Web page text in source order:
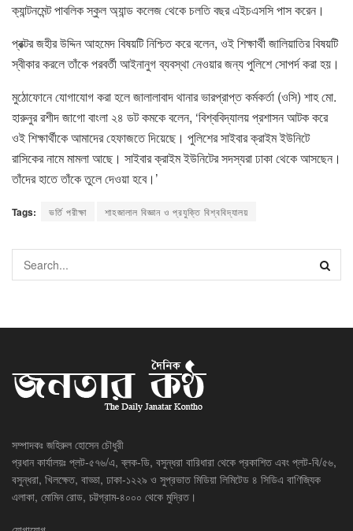
ক্যান্টনমেন্ট পাবলিক স্কুল অ্যান্ড কলেজ থেকে চলতি বছর এইচএসসি পাস করেন।
প্রক্টর জহীর উদ্দিন আহমেদ বিষয়টি নিশ্চিত করে বলেন, ওই শিক্ষার্থী জালিয়াতির বিষয়টি
স্বীকার করলে তাঁকে পরবর্তী আইনানুগ ব্যবস্থা নেওয়ার জন্য পুলিশে সোপর্দ করা হয়।
মুঠোফোনে যোগাযোগ করা হলে জালালাবাদ থানার ভারপ্রাপ্ত কর্মকর্তা (ওসি) শাহ মো.
হারুনুর রশীদ জাগো বাংলা ২৪ ডট কমকে বলেন, ‘বিশ্ববিদ্যালয় প্রশাসন আটক করে
ওই শিক্ষার্থীকে আমাদের হেফাজতে দিয়েছে। পুলিশের সাইবার ক্রাইম ইউনিটে
রাসিকের নামে মামলা আছে। সাইবার ক্রাইম ইউনিটের সদস্যরা ঢাকা থেকে আসছেন।
তাঁদের হাতে তাঁকে তুলে দেওয়া হবে।’
Tags: ভর্তি পরীক্ষা শাহজালাল বিজ্ঞান ও প্রযুক্তি বিশ্ববিদ্যালয়
সম্পাদকঃ জহিরুল হোসেন চৌধুরী
প্রধান কার্যালয়ঃ প্লট-৫৭৬/এ, ব্লক-ডি, বসুন্ধরা বারিধারা থেকে প্রকাশিত এবং প্লট-বি/৫৬,
বসুন্ধরা, খিলক্ষেত, বাড্ডা, ঢাকা-১২২৯ ও সুপ্রভাত মিডিয়া লিমিটেড ৪ সিডিএ বাণিজ্যিক
এলাকা, মোমিন রোড, চট্টগ্রাম-৪০০০ থেকে মুদ্রিত।